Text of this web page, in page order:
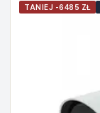
TANIEJ -6485 ZŁ